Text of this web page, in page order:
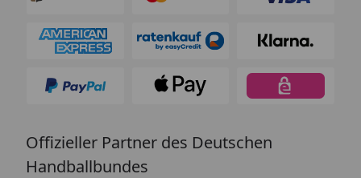
Offizieller Partner des Deutschen
Handballbundes